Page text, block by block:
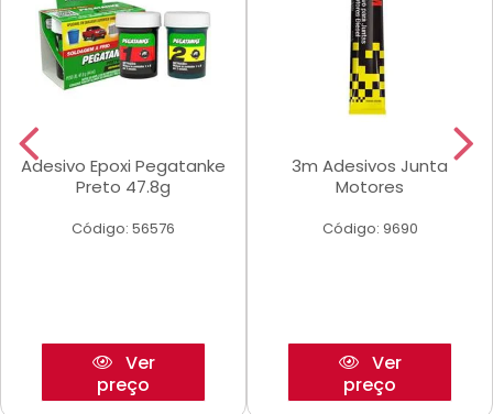
Adesivo Epoxi Pegatanke
Preto 47.8g
Código: 56576
Ver
preço
3m Adesivos Junta
Motores
Código: 9690
Ver
preço